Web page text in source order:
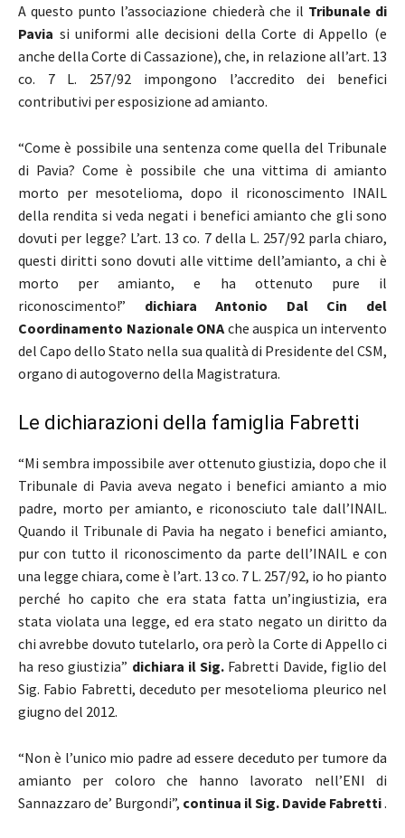
A questo punto l’associazione chiederà che il Tribunale di
Pavia si uniformi alle decisioni della Corte di Appello (e
anche della Corte di Cassazione), che, in relazione all’art. 13
co. 7 L. 257/92 impongono l’accredito dei benefici
contributivi per esposizione ad amianto.
“Come è possibile una sentenza come quella del Tribunale
di Pavia? Come è possibile che una vittima di amianto
morto per mesotelioma, dopo il riconoscimento INAIL
della rendita si veda negati i benefici amianto che gli sono
dovuti per legge? L’art. 13 co. 7 della L. 257/92 parla chiaro,
questi diritti sono dovuti alle vittime dell’amianto, a chi è
morto per amianto, e ha ottenuto pure il
riconoscimento!” dichiara Antonio Dal Cin del
Coordinamento Nazionale ONA che auspica un intervento
del Capo dello Stato nella sua qualità di Presidente del CSM,
organo di autogoverno della Magistratura.
Le dichiarazioni della famiglia Fabretti
“Mi sembra impossibile aver ottenuto giustizia, dopo che il
Tribunale di Pavia aveva negato i benefici amianto a mio
padre, morto per amianto, e riconosciuto tale dall’INAIL.
Quando il Tribunale di Pavia ha negato i benefici amianto,
pur con tutto il riconoscimento da parte dell’INAIL e con
una legge chiara, come è l’art. 13 co. 7 L. 257/92, io ho pianto
perché ho capito che era stata fatta un’ingiustizia, era
stata violata una legge, ed era stato negato un diritto da
chi avrebbe dovuto tutelarlo, ora però la Corte di Appello ci
ha reso giustizia” dichiara il Sig. Fabretti Davide, figlio del
Sig. Fabio Fabretti, deceduto per mesotelioma pleurico nel
giugno del 2012.
“Non è l’unico mio padre ad essere deceduto per tumore da
amianto per coloro che hanno lavorato nell’ENI di
Sannazzaro de’ Burgondi”, continua il Sig. Davide Fabretti.